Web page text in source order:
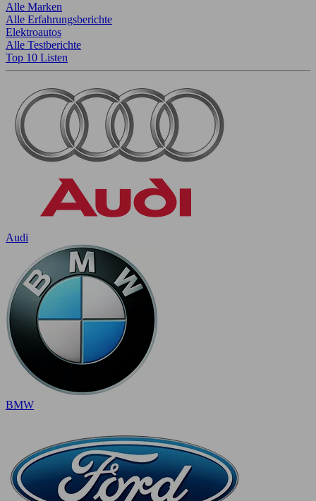
Alle Marken
Alle Erfahrungsberichte
Elektroautos
Alle Testberichte
Top 10 Listen
Audi
BMW